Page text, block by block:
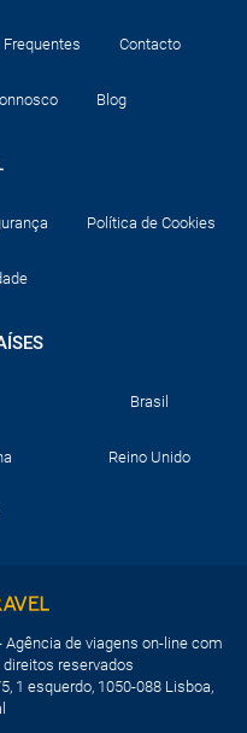
Contacto
Blog
Política de Cookies
Brasil
Reino Unido
de viagens on-line com
direitos reservados
1 esquerdo, 1050-088 Lisboa,